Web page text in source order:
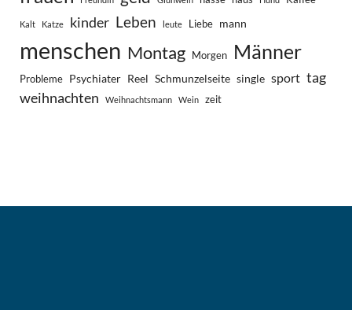
Kalt Katze kinder Leben leute Liebe mann
menschen Montag Morgen Männer
Probleme Psychiater Reel Schmunzelseite single sport tag
weihnachten
Weihnachtsmann Wein zeit